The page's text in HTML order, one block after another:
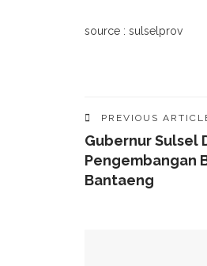
source : sulselprov
PREVIOUS
Gubernur Sulsel
Pengembangan
Bantaeng